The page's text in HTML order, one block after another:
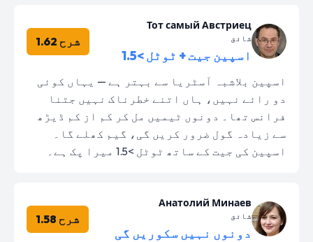
Тот самый Австриец
شائق
اسپین جیت + ٹوٹل >1.5
شرح 1.62
اسپین بلاشبہ آسٹریا سے بہتر ہے — یہاں کوئی
دو رائے نہیں، ہاں اتنے خطرناک نہیں جتنا
فرانس تھا۔ دونوں ٹیمیں مل کر کم از کم ڈیڑھ
سے زیادہ گول ضرور کریں گی، گیم کھلے گا۔
اسپین کی جیت کے ساتھ ٹوٹل >1.5 میرا پک ہے۔
Анатолий Минаев
شائق
دونوں نہیں سکوریں گی
شرح 1.58